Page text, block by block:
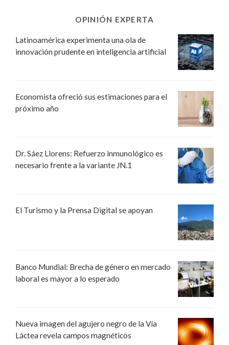
OPINIÓN EXPERTA
Latinoamérica experimenta una ola de
innovación prudente en inteligencia artificial
Economista ofreció sus estimaciones para el
próximo año
Dr. Sáez Llorens: Refuerzo inmunológico es
necesario frente a la variante JN.1
El Turismo y la Prensa Digital se apoyan
Banco Mundial: Brecha de género en mercado
laboral es mayor a lo esperado
Nueva imagen del agujero negro de la Vía
Láctea revela campos magnéticos